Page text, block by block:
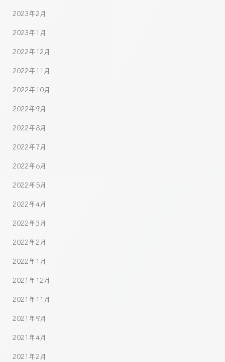
2023年2月
2023年1月
2022年12月
2022年11月
2022年10月
2022年9月
2022年8月
2022年7月
2022年6月
2022年5月
2022年4月
2022年3月
2022年2月
2022年1月
2021年12月
2021年11月
2021年9月
2021年4月
2021年2月